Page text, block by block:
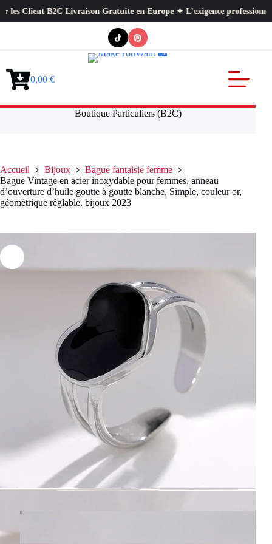
B2C Livraison Gratuite en Europe ✦ L’exigence professionnelle
Panier0,00 €
Boutique Particuliers (B2C)
Accueil Bijoux
Bague fantaisie femme
Bague Vintage en acier inoxydable pour femmes, anneau
d’ouverture d’huile goutte à goutte blanche, Simple, couleur or,
géométrique réglable, bijoux 2023